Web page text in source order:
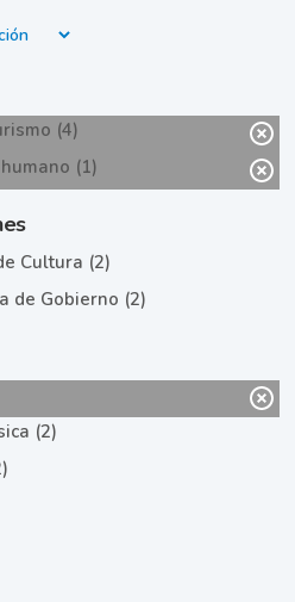
(4)
(1)
Cultura (2)
de Gobierno (2)
(2)